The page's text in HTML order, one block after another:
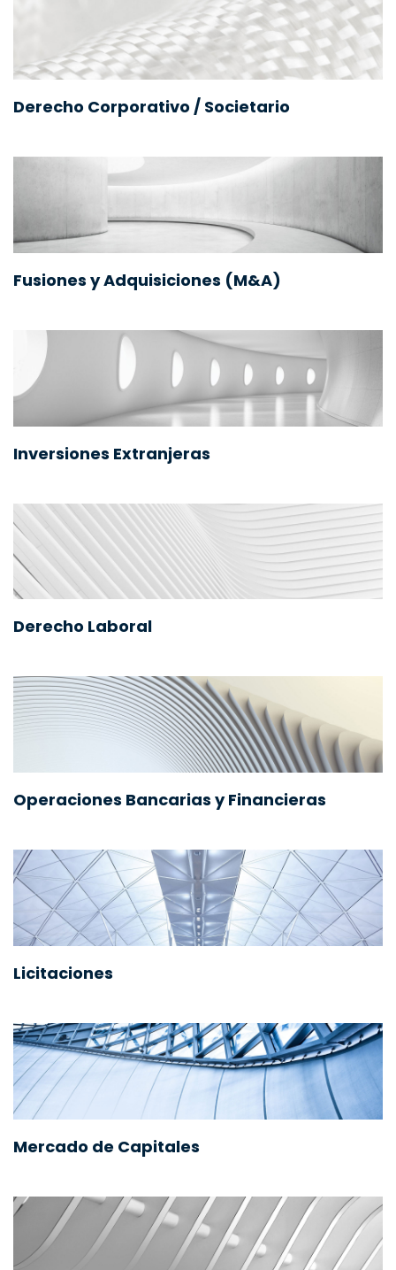
Derecho Corporativo / Societario
Fusiones y Adquisiciones (M&A)
Inversiones Extranjeras
Derecho Laboral
Operaciones Bancarias y Financieras
Licitaciones
Mercado de Capitales